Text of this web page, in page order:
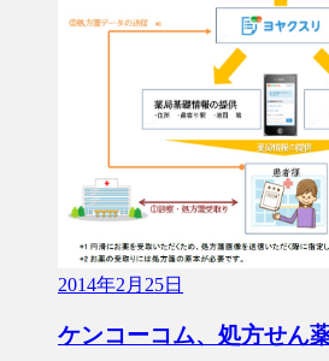
2014年2月25日
ケンコーコム、処方せん